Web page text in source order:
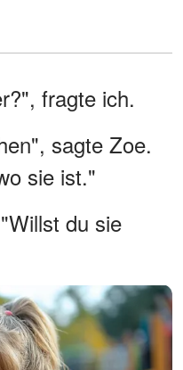
fragte ich.
sagte Zoe.
sie ist."
du sie